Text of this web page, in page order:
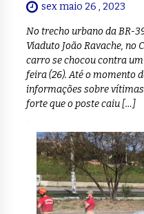
sex maio 26 , 2023
No trecho urbano da BR-
Viaduto João Ravache, no
carro se chocou contra
feira (26). Até o momento
informações sobre
forte que o poste caiu […]